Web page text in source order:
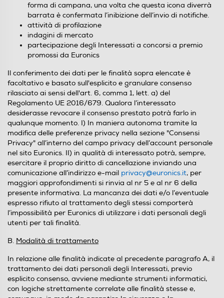
forma di campana, una volta che questa icona diverrà
barrata è confermata l’inibizione dell’invio di notifiche.
attività di profilazione
indagini di mercato
partecipazione degli Interessati a concorsi a premio
promossi da Euronics
Il conferimento dei dati per le finalità sopra elencate è
facoltativo e basato sull'esplicito e granulare consenso
rilasciato ai sensi dell'art. 6, comma 1, lett. a) del
Regolamento UE 2016/679. Qualora l’interessato
desiderasse revocare il consenso prestato potrà farlo in
qualunque momento. I) In maniera autonoma tramite la
modifica delle preferenze privacy nella sezione "Consensi
Privacy" all’interno del campo privacy dell’account personale
nel sito Euronics. II) in qualità di interessato potrà, sempre,
esercitare il proprio diritto di cancellazione inviando una
comunicazione all’indirizzo e-mail privacy@euronics.it, per
maggiori approfondimenti si rinvia al nr 5 e al nr 6 della
presente informativa. La mancanza dei dati e/o l’eventuale
espresso rifiuto al trattamento degli stessi comporterà
l’impossibilità per Euronics di utilizzare i dati personali degli
utenti per tali finalità.
B. Modalità di trattamento
In relazione alle finalità indicate al precedente paragrafo A, il
trattamento dei dati personali degli Interessati, previo
esplicito consenso, avviene mediante strumenti informatici,
con logiche strettamente correlate alle finalità stesse e,